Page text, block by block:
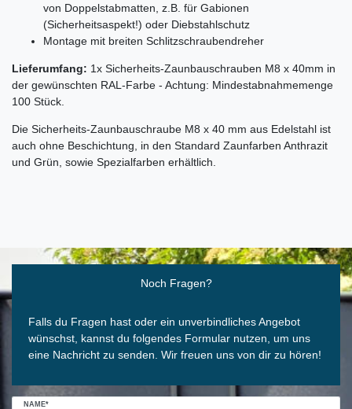
von Doppelstabmatten, z.B. für Gabionen
(Sicherheitsaspekt!) oder Diebstahlschutz
Montage mit breiten Schlitzschraubendreher
Lieferumfang: 1x Sicherheits-Zaunbauschrauben M8 x 40mm in
der gewünschten RAL-Farbe - Achtung: Mindestabnahmemenge
100 Stück.
Die Sicherheits-Zaunbauschraube M8 x 40 mm aus Edelstahl ist
auch ohne Beschichtung, in den Standard Zaunfarben Anthrazit
und Grün, sowie Spezialfarben erhältlich.
Noch Fragen?
Falls du Fragen hast oder ein unverbindliches Angebot
wünschst, kannst du folgendes Formular nutzen, um uns
eine Nachricht zu senden. Wir freuen uns von dir zu hören!
NAME*
Ceres::Template.mailFormHoneypotLabel